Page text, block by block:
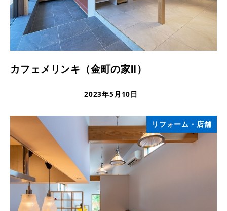
カフェメリンキ（金町の家Ⅱ）
更新日
2023年5月10日
リフォーム・店舗